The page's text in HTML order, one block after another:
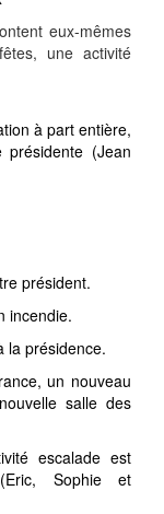
eux-mêmes
une activité
à part entière,
présidente (Jean
président.
incendie.
la présidence.
un nouveau
salle des
escalade est
Sophie et